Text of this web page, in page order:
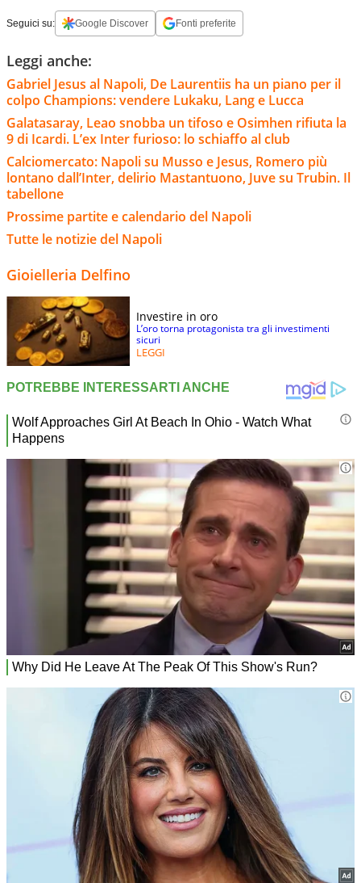
Seguici su: Google Discover Fonti preferite
Leggi anche:
Gabriel Jesus al Napoli, De Laurentiis ha un piano per il
colpo Champions: vendere Lukaku, Lang e Lucca
Galatasaray, Leao snobba un tifoso e Osimhen rifiuta la
9 di Icardi. L’ex Inter furioso: lo schiaffo al club
Calciomercato: Napoli su Musso e Jesus, Romero più
lontano dall’Inter, delirio Mastantuono, Juve su Trubin. Il
tabellone
Prossime partite e calendario del Napoli
Tutte le notizie del Napoli
Gioielleria Delfino
Investire in oro
L’oro torna protagonista tra gli investimenti
sicuri
LEGGI